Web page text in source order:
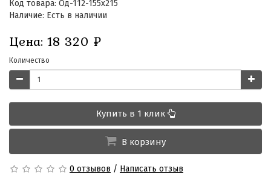
Код товара: Од-112-155х215
Наличие: Есть в наличии
Цена: 18 320 ₽
Количество
Купить в 1 клик
В корзину
0 отзывов / Написать отзыв